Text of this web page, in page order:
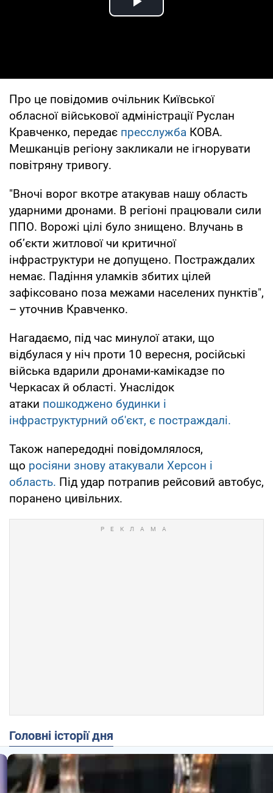
Play Video
Про це повідомив очільник Київської
обласної військової адміністрації Руслан
Кравченко, передає пресслужба КОВА.
Мешканців регіону закликали не ігнорувати
повітряну тривогу.
"Вночі ворог вкотре атакував нашу область
ударними дронами. В регіоні працювали сили
ППО. Ворожі цілі було знищено. Влучань в
об’єкти житлової чи критичної
інфраструктури не допущено. Постраждалих
немає. Падіння уламків збитих цілей
зафіксовано поза межами населених пунктів",
– уточнив Кравченко.
Нагадаємо, під час минулої атаки, що
відбулася у ніч проти 10 вересня, російські
війська вдарили дронами-камікадзе по
Черкасах й області. Унаслідок
атаки пошкоджено будинки і
інфраструктурний об'єкт, є постраждалі.
Також напередодні повідомлялося,
що росіяни знову атакували Херсон і
область. Під удар потрапив рейсовий автобус,
поранено цивільних.
Головні історії дня